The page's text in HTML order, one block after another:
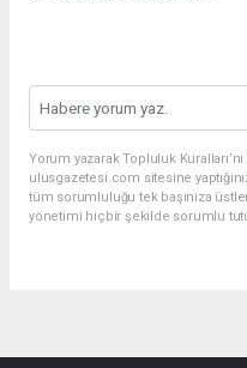
Yorum yazarak Topluluk
ulusgazetesi.com sitesine
tüm sorumluluğu tek başınıza
yönetimi hiçbir şekilde sorumlu